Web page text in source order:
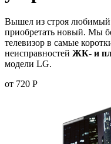
Вышел из строя любимый
приобретать новый. Мы
телевизор в самые
неисправностей ЖК- и
модели LG.
от 720 Р